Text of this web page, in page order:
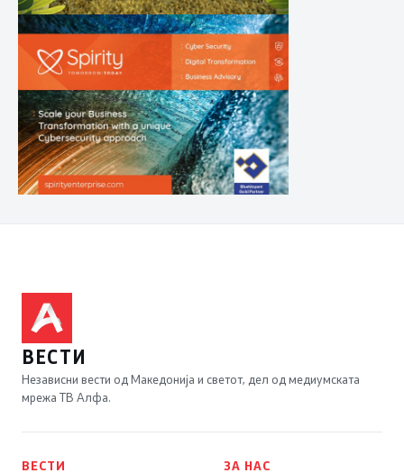
ВЕСТИ
Независни вести од Македонија и светот, дел од медиумската
мрежа ТВ Алфа.
ВЕСТИ ЗА НАС